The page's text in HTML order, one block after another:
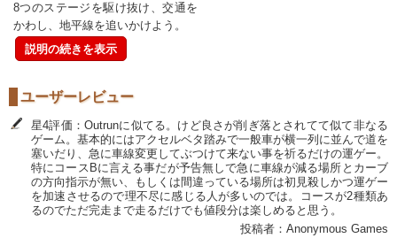
8つのステージを駆け抜け、交通を
かわし、地平線を追いかけよう。
説明の続きを表示
ユーザーレビュー
星4評価：Outrunに似てる。けど良さが削ぎ落とされてて似て非なる
ゲーム。基本的にはアクセルベタ踏みで一般車が横一列に並んで道を
塞いだり、急に車線変更してぶつけて来ない事を祈るだけの運ゲー。
特にコースBに言える事だが予告無しで急に車線が減る場所とカーブ
の方向指示が無い、もしくは間違っている場所は初見殺しかつ運ゲー
を加速させるので理不尽に感じる人が多いのでは。コースが2種類あ
るのでただ完走まで走るだけでも値段分は楽しめると思う。
投稿者：Anonymous Games